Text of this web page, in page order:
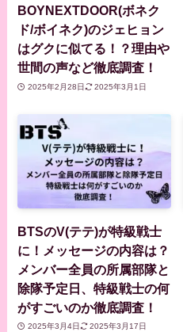
BOYNEXTDOOR(ボネク
ド/ボイネク)のジェヒョン
はグクに似てる！？理由や
世間の声など徹底調査！
2025年2月28日 2025年3月1日
BTSのV(テテ)が特級戦士
に！メッセージの内容は？
メンバー全員の所属部隊と
除隊予定日、特級戦士の何
がすごいのか徹底調査！
2025年3月4日 2025年3月17日